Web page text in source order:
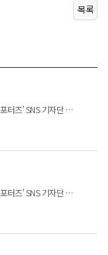
목록
'2026 축제 서포터즈' SNS 기자단 추가 모집 결과
'2026 축제 서포터즈' SNS 기자단 모집 결과